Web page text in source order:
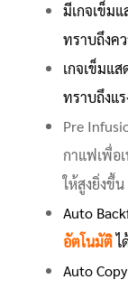
มีเกจเข็มแ
ทราบถึงค
เกจเข็มแส
ทราบถึงแ
Pre
กาแฟเพื่อ
ให้สูงยิ่งขึ้น
Auto
อัตโนมัติไ
Auto